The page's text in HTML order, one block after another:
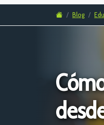
Blog